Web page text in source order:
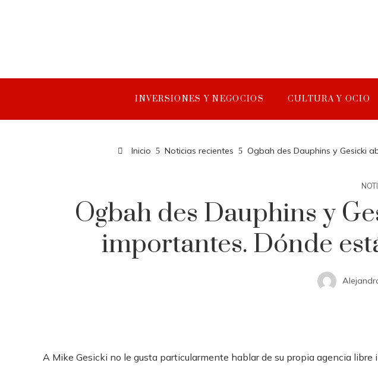
INVERSIONES Y NEGOCIOS CULTURA Y OCIO
Inicio Noticias recientes Ogbah des Dauphins y Gesicki
Ogbah des Dauphins y
importantes. Dónde
A Mike Gesicki no le gusta particularmente hablar de su propia agencia libre